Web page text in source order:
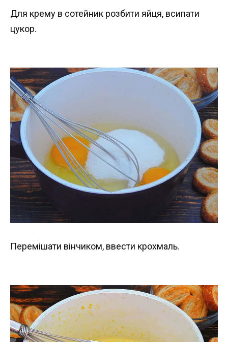
Для крему в сотейник розбити яйця, всипати
цукор.
Перемішати вінчиком, ввести крохмаль.